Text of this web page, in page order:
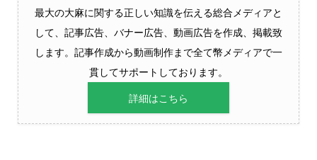
最大の大麻に関する正しい知識を伝える総合メディアと
して、記事広告、バナー広告、動画広告を作成、掲載致
します。記事作成から動画制作まで全て幣メディアで一
貫してサポートしております。
詳細はこちら